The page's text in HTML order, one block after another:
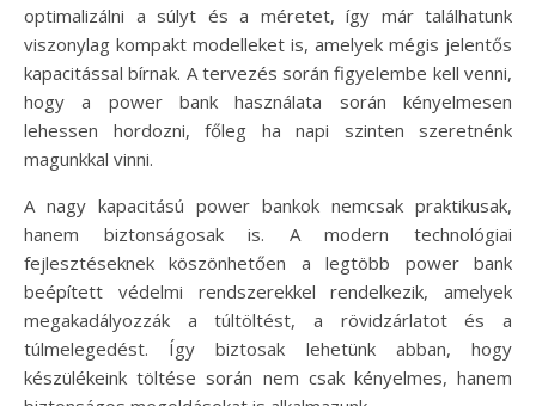
optimalizálni a súlyt és a méretet, így már találhatunk
viszonylag kompakt modelleket is, amelyek mégis jelentős
kapacitással bírnak. A tervezés során figyelembe kell venni,
hogy a power bank használata során kényelmesen
lehessen hordozni, főleg ha napi szinten szeretnénk
magunkkal vinni.
A nagy kapacitású power bankok nemcsak praktikusak,
hanem biztonságosak is. A modern technológiai
fejlesztéseknek köszönhetően a legtöbb power bank
beépített védelmi rendszerekkel rendelkezik, amelyek
megakadályozzák a túltöltést, a rövidzárlatot és a
túlmelegedést. Így biztosak lehetünk abban, hogy
készülékeink töltése során nem csak kényelmes, hanem